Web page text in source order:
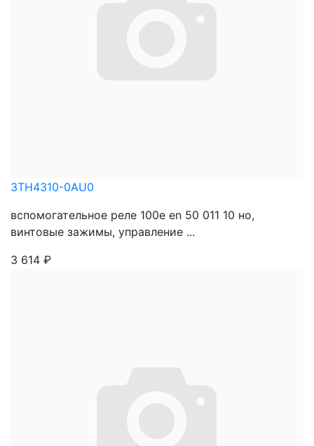
3TH4310-0AU0
вспомогательное реле 100e en 50 011 10 нo,
винтовые зажимы, управление ...
3 614 ₽